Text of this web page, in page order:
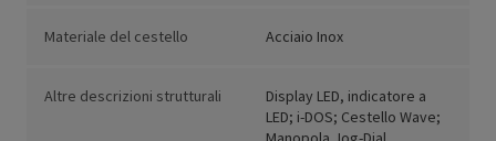
Materiale del cestello Acciaio Inox
Altre descrizioni strutturali
Display LED, indicatore a
LED; i-DOS; Cestello Wave;